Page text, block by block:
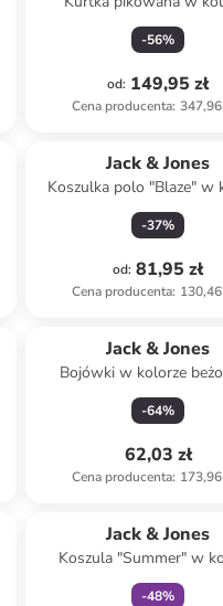
niebieskim
-56%
od: 149,95 zł
Cena producenta: 347,96
Jack & Jones
Koszulka polo "Blaze" w
granatowym
-37%
od: 81,95 zł
Cena producenta: 130,46
Jack & Jones
Bojówki w kolorze
-64%
62,03 zł
Cena producenta: 173,96
Jack & Jones
Koszula "Summer" w
jasnoróżowym
-48%